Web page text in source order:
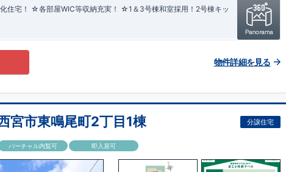
住宅！ ☆各部屋WIC等収納充実！ ☆1＆3号棟和室採用！2号棟キッ
物件詳細を見る
宮市東鳴尾町2丁目1棟 分譲住宅
バーチャル内覧可 即入居可